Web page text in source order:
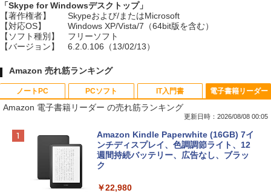
「Skype for Windowsデスクトップ」
【著作権者】
Skypeおよび/またはMicrosoft
【対応OS】
Windows XP/Vista/7（64bit版を含む）
【ソフト種別】
フリーソフト
【バージョン】
6.2.0.106（13/02/13）
Amazon 売れ筋ランキング
ノートPC
Apple 2026 MacBook Neo A18 Proチッ
プ搭載13インチノートブック：AIとAppl
e Intelligence、Liquid Retinaディスプ
レイ、8GBメモリ、512GB SSD、1080p
ィゴ + 3年延長 AppleCare+ for 13インチ
PCソフト
Robloxギフトカード - 800 Robux 【限
定バーチャルアイテムを含む】 【オンラ
インゲームコード】 ロブロックス | オン
ラインコード版
￥1,300
IT入門書
生成AIパスポート公式テキスト 第４版
￥1,766
電子書籍リーダー
Amazon 電子書籍リーダー の売れ筋ランキング
更新日時：2026/08/08 00:05
Amazon Kindle Paperwhite (16GB) 7イ
ンチディスプレイ、色調調節ライト、12
週間持続バッテリー、広告なし、ブラッ
ク
￥22,980